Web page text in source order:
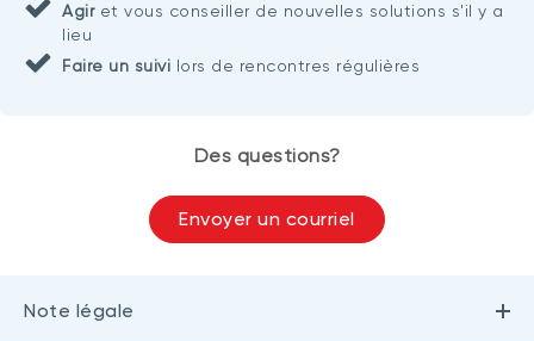
Agiret vous conseiller de nouvelles solutions s'il y a
lieu
Faire un suivi lors de rencontres régulières
Des questions?
Envoyer un courriel
Note légale